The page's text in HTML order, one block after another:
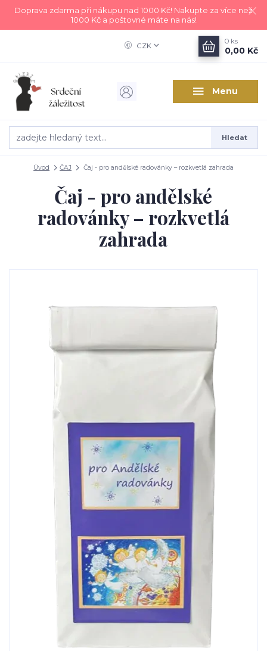
Doprava zdarma při nákupu nad 1000 Kč! Nakupte za více než
1000 Kč a poštovné máte na nás!
Menu
CZK
Hledat
0 ks
0,00 Kč
Úvod ČAJ Čaj - pro andělské radovánky – rozkvetlá zahrada
Čaj - pro andělské
radovánky – rozkvetlá
zahrada